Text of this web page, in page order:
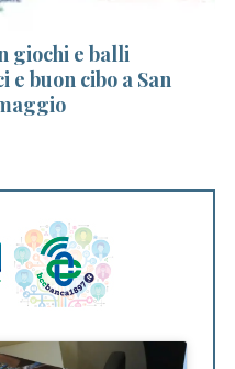
giochi e balli
buon cibo a San